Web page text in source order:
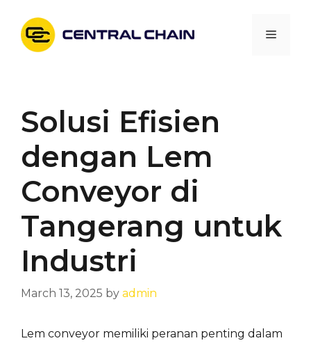
content
Menu
Solusi Efisien
dengan Lem
Conveyor di
Tangerang untuk
Industri
March 13, 2025 by admin
Lem conveyor memiliki peranan penting dalam